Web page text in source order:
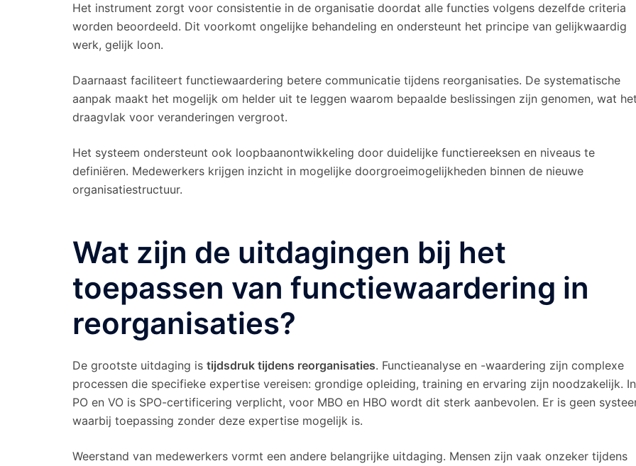
Het instrument zorgt voor consistentie in de organisatie doordat alle functies volgens dezelfde criteria
worden beoordeeld. Dit voorkomt ongelijke behandeling en ondersteunt het principe van gelijkwaardig
werk, gelijk loon.
Daarnaast faciliteert functiewaardering betere communicatie tijdens reorganisaties. De systematische
aanpak maakt het mogelijk om helder uit te leggen waarom bepaalde beslissingen zijn genomen, wat
draagvlak voor veranderingen vergroot.
Het systeem ondersteunt ook loopbaanontwikkeling door duidelijke functiereeksen en niveaus te
definiëren. Medewerkers krijgen inzicht in mogelijke doorgroeimogelijkheden binnen de nieuwe
organisatiestructuur.
Wat zijn de uitdagingen bij het
toepassen van functiewaardering in
reorganisaties?
De grootste uitdaging is tijdsdruk tijdens reorganisaties. Functieanalyse en -waardering zijn complexe
processen die specifieke expertise vereisen: grondige opleiding, training en ervaring zijn noodzakelijk. In
PO en VO is SPO-certificering verplicht, voor MBO en HBO wordt dit sterk aanbevolen. Er is geen
waarbij toepassing zonder deze expertise mogelijk is.
Weerstand van medewerkers vormt een andere belangrijke uitdaging. Mensen zijn vaak onzeker tijdens